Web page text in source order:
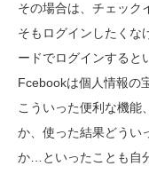
その場合は、チェック
そもログインしたくな
ードでログインすると
Fcebookは個人情報の
こういった便利な機能
か、使った結果どうい
か…といったことも自